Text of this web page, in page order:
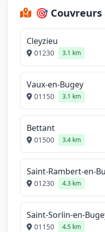
🎯
Cleyzieu
01230 3.1 km
Vaux-en-Bugey
01150 3.1 km
Bettant
01500 3.4 km
Saint-Rambert-en-
01230 4.3 km
Saint-Sorlin-en-
01150 4.5 km